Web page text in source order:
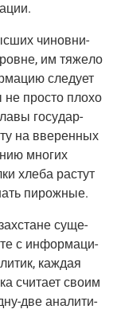
чинов­ни­
им тяже­ло
сле­ду­ет
про­сто пло­хо
госу­дар­
на вве­рен­ных
мно­гих
хле­ба рас­тут
пирожные.
суще­
с инфор­ма­ци­
каж­дая
счи­та­ет сво­им
две ана­ли­ти­